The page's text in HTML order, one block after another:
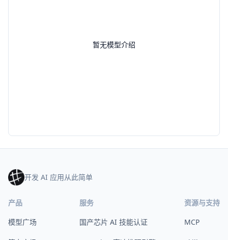
暂无模型介绍
开发 AI 应用从此简单
产品
模型广场
服务
国产芯片 AI 技能认证
资源与支持
MCP